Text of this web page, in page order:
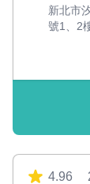
新北市
號1、2
4.96